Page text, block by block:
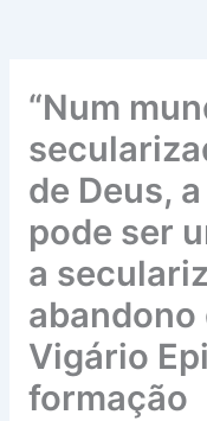
“Num
de Deus,
pode ser
a
abandono
Vigário
formação